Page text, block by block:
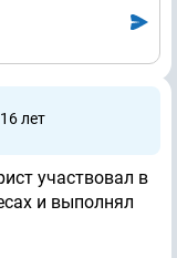
лет
участвовал в
и выполнял